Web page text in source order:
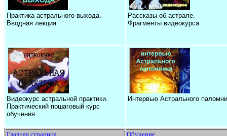
Практика астрального выхода.
Вводная лекция
Рассказы об астрале.
Фрагменты видеокурса
Видеокурс астральной практики.
Практический пошаговый курс
обучения
Интервью Астрального
Главная страница
Обучение